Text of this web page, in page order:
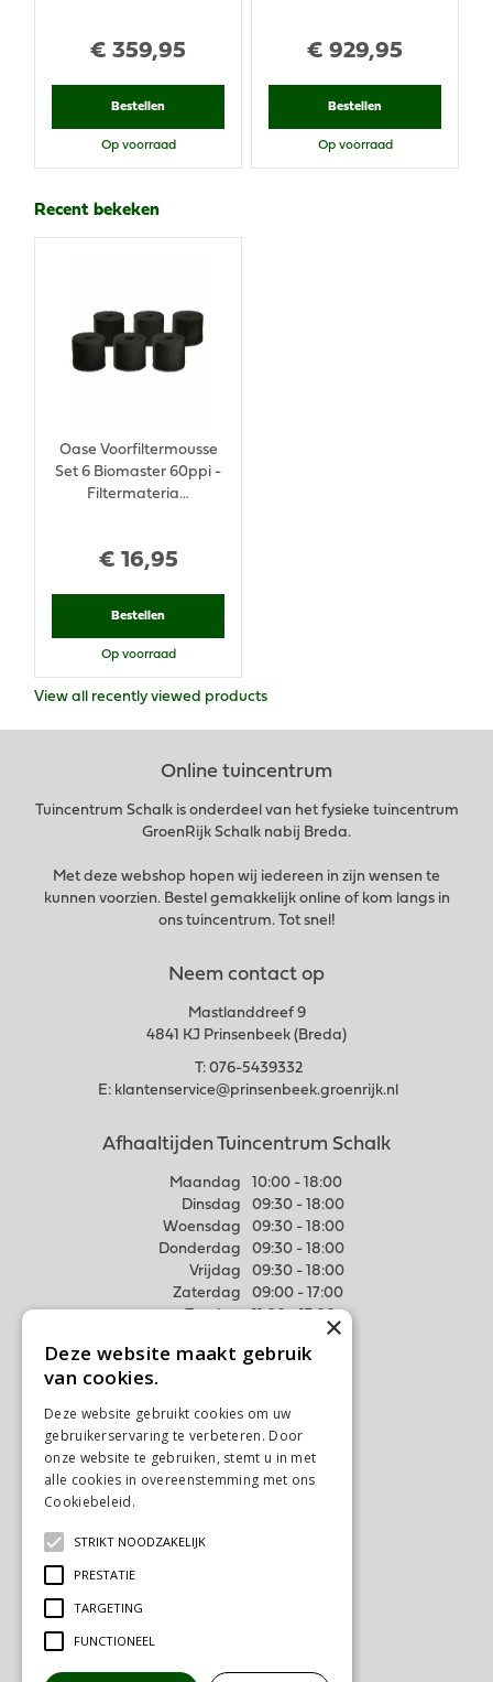
€ 359,95
Bestellen
Op voorraad
€ 929,95
Bestellen
Op voorraad
Recent bekeken
€ 16,95
Oase Voorfiltermousse
Set 6 Biomaster 60ppi -
Filtermateria…
Bestellen
Op voorraad
View all recently viewed products
Online tuincentrum
Tuincentrum Schalk is onderdeel van het fysieke tuincentrum
GroenRijk Schalk nabij Breda.
Met deze webshop hopen wij iedereen in zijn wensen te
kunnen voorzien. Bestel gemakkelijk online of kom langs in
ons tuincentrum. Tot snel!
Neem contact op
Mastlanddreef 9
4841 KJ Prinsenbeek (Breda)
T: 076-5439332
E: klantenservice@prinsenbeek.groenrijk.nl
Afhaaltijden Tuincentrum Schalk
Maandag
10:00 - 18:00
Dinsdag
09:30 - 18:00
Woensdag
09:30 - 18:00
Donderdag
09:30 - 18:00
Vrijdag
09:30 - 18:00
Zaterdag
09:00 - 17:00
Meer weten
Algemene voorwaarden
Privacy Statement
Disclaimer
×
Deze website maakt gebruik
van cookies.
Deze website gebruikt cookies om uw
gebruikerservaring te verbeteren. Door
onze website te gebruiken, stemt u in met
alle cookies in overeenstemming met ons
Cookiebeleid.
STRIKT NOODZAKELIJK
PRESTATIE
TARGETING
FUNCTIONEEL